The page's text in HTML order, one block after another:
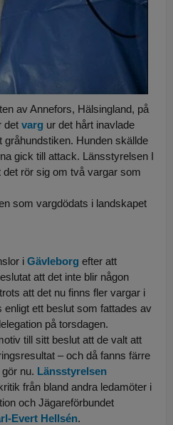
av Annefors, Hälsingland, på
det varg ur det hårt inavlade
Hunden skällde
gick till attack. Länsstyrelsen I
rör sig om två vargar som
som vargdödats i landskapet
i Gävleborg efter att
att det inte blir någon
att det nu finns fler vargar i
ett beslut som fattades av
på torsdagen.
till sitt beslut att de valt att
– och då fanns färre
nu. Länsstyrelsen
från bland andra ledamöter i
och Jägareförbundet
Evert Hellsén.